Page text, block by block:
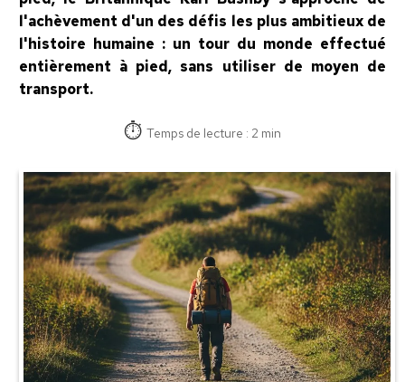
l'achèvement d'un des défis les plus ambitieux de
l'histoire humaine : un tour du monde effectué
entièrement à pied, sans utiliser de moyen de
transport.
Temps de lecture : 2 min